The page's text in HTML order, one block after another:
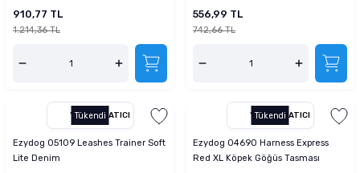
910,77 TL
1.214,36 TL
556,99 TL
742,66 TL
Tükendi
YETKILI SATICI
Ezydog 05109 Leashes Trainer Soft
Lite Denim
Tükendi
YETKILI SATICI
Ezydog 04690 Harness Express
Red XL Köpek Göğüs Tasması